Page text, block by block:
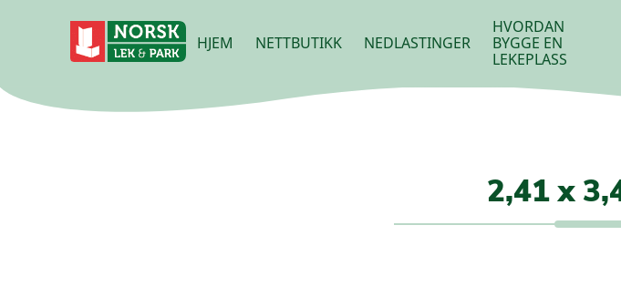
HJEM NETTBUTIKK NEDLASTINGER
HVORDAN
BYGGE EN
LEKEPLASS
2,41 x